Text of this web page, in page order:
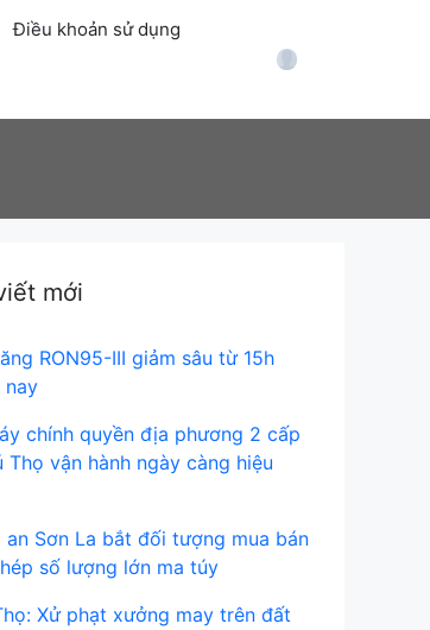
Điều khoản sử dụng
Account
mới
RON95-III giảm sâu từ 15h
nay
chính quyền địa phương 2 cấp
Thọ vận hành ngày càng hiệu
an Sơn La bắt đối tượng mua bán
số lượng lớn ma túy
Xử phạt xưởng may trên đất